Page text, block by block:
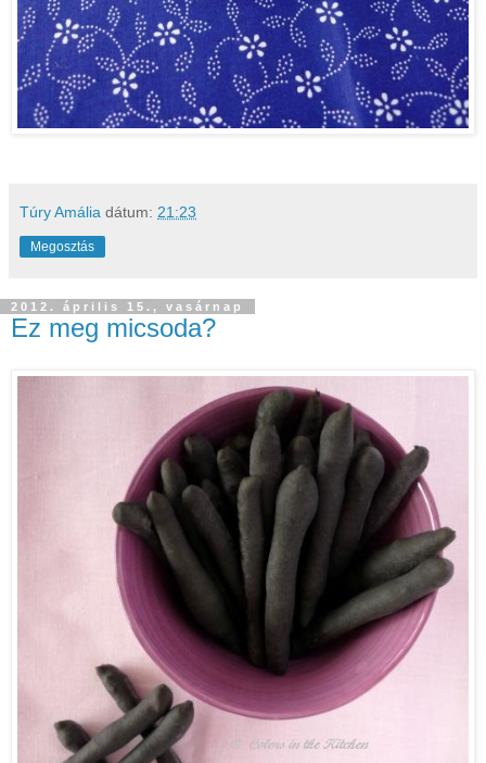
Túry Amália dátum: 21:23
Megosztás
2012. április 15., vasárnap
Ez meg micsoda?